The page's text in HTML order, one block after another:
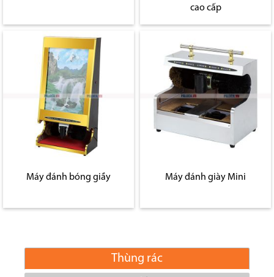
cao cấp
Máy đánh bóng giầy Máy đánh giày Mini
Thùng rác